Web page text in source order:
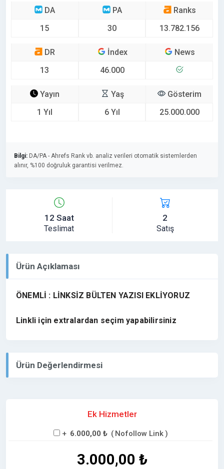
DA
15
PA
30
Ranks
13.782.156
DR
13
İndex
46.000
News
Yayın
1 Yıl
Yaş
6 Yıl
Gösterim
25.000.000
Bilgi: DA/PA - Ahrefs Rank vb. analiz verileri otomatik sistemlerden
alınır, %100 doğruluk garantisi verilmez.
12 Saat
Teslimat
2
Satış
Ürün Açıklaması
ÖNEMLİ : LİNKSİZ BÜLTEN YAZISI EKLİYORUZ
Linkli için extralardan seçim yapabilirsiniz
Ürün Değerlendirmesi
Ek Hizmetler
+ 6.000,00 ₺ ( Nofollow Link)
3.000,00 ₺